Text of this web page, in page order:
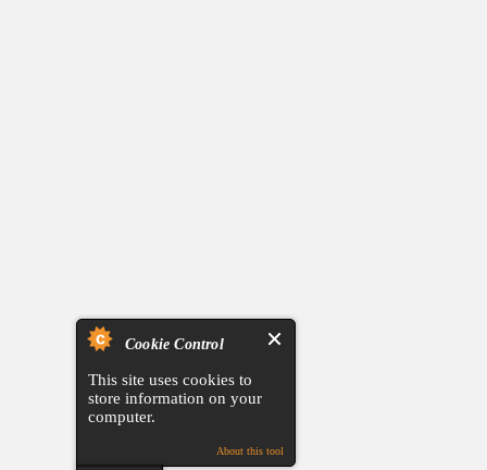
Cookie Control
This site uses cookies to
store information on your
computer.
About this tool